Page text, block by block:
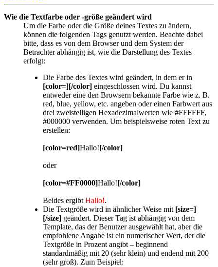
Wie die Textfarbe oder -größe geändert wird
Um die Farbe oder die Größe deines Textes zu ändern,
können die folgenden Tags genutzt werden. Beachte dabei
bitte, dass es von dem Browser und dem System der
Betrachter abhängig ist, wie die Darstellung des Textes
erfolgt:
Die Farbe des Textes wird geändert, in dem er in
[color=][/color] eingeschlossen wird. Du kannst
entweder eine den Browsern bekannte Farbe wie z. B.
red, blue, yellow, etc. angeben oder einen Farbwert aus
drei zweistelligen Hexadezimalwerten wie #FFFFFF,
#000000 verwenden. Um beispielsweise roten Text zu
erstellen:
[color=red]Hallo![/color]
oder
[color=#FF0000]Hallo![/color]
Beides ergibt Hallo!.
Die Textgröße wird in ähnlicher Weise mit [size=]
[/size] geändert. Dieser Tag ist abhängig von dem
Template, das der Benutzer ausgewählt hat, aber die
empfohlene Angabe ist ein numerischer Wert, der die
Textgröße in Prozent angibt – beginnend
standardmäßig mit 20 (sehr klein) und endend mit 200
(sehr groß). Zum Beispiel: